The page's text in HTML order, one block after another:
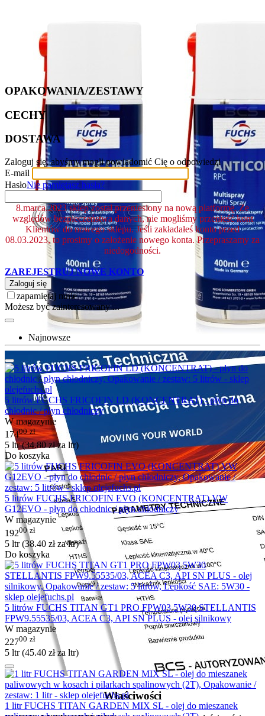
Właściwości
OPAKOWANIA/ZESTAWY
CECHY
DOSTAWA
Zaloguj się, abyśmy mogli powiadomić Cię o odpowiedzi
E-mail
HasłoNie pamiętasz hasła?
8.marca.2023 sklep został przeniesiony na nową platformę. Ze
względów bezpieczeństwa danych, nie mogliśmy przenieść kont
Klientów do nowego sklepu. Jeśli zakładałeś konto przed
08.03.2023, to prosimy o założenie nowego konta. Przepraszamy za
niedogodności.
ZAREJESTRUJ NOWE KONTO
Zaloguj się
zapamiętaj mnie
Możesz być zainteresowany ...
Najnowsze
5 litrów FUCHS FRICOFIN LD (KONCENTRAT) - płyn do
chłodnic / płyn chłodniczy
W magazynie
17400 zł
5 ltr (34.80złza ltr)
Do koszyka
5 litrów FUCHS FRICOFIN EVO (KONCENTRAT) VW
G12EVO - płyn do chłodnic / płyn chłodniczy
W magazynie
19200 zł
5 ltr (38.40 złza ltr)
Do koszyka
5 litrów FUCHS TITAN GT1 PRO FPW03 5W30 STELLANTIS
FPW9.55535/03, ACEA C3, API SN PLUS - olej silnikowy
W magazynie
22700 zł
5 ltr (45.40 złza ltr)
1 litr FUCHS TITAN GARDEN MIX SL - olej do mieszanek